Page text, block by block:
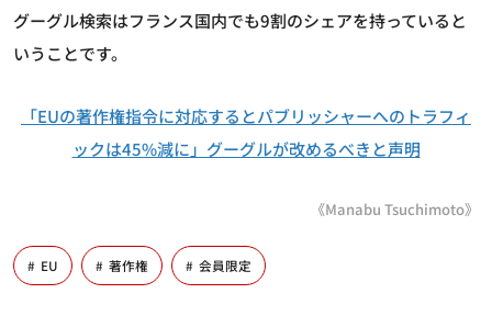
グーグル検索はフランス国内でも9割のシェアを持っていると
いうことです。
「EUの著作権指令に対応するとパブリッシャーへのトラフィ
ックは45%減に」グーグルが改めるべきと声明
《Manabu Tsuchimoto》
EU 著作権 会員限定